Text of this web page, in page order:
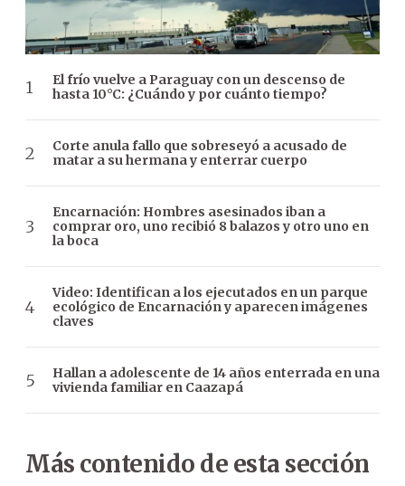
El frío vuelve a Paraguay con un descenso de
hasta 10°C: ¿Cuándo y por cuánto tiempo?
Corte anula fallo que sobreseyó a acusado de
matar a su hermana y enterrar cuerpo
Encarnación: Hombres asesinados iban a
comprar oro, uno recibió 8 balazos y otro uno en
la boca
Video: Identifican a los ejecutados en un parque
ecológico de Encarnación y aparecen imágenes
claves
Hallan a adolescente de 14 años enterrada en una
vivienda familiar en Caazapá
Más contenido de esta sección